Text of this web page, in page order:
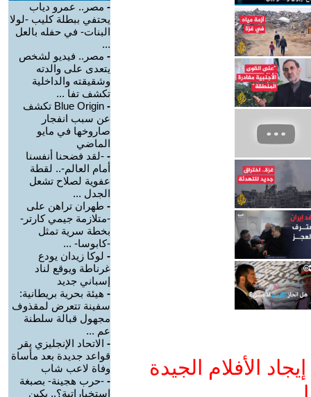
الأفلام الجيدة
- مصر.. عمرو دياب
يحتفي ببطلة كليب -لولا
البنات- في حفله بالعل
...
- مصر.. فيديو لشخص
يتعدى على والدته
وشقيقته والداخلية
تكشف تفا ...
-
Blue Origin تكشف
عن سبب انفجار
صاروخها في مايو
الماضي
- -لقد فضحنا أنفسنا
أمام العالم-.. لقطة
عفوية لصلاح تشعل
الجدل ...
- طهران تراهن على
-متلازمة جيمي كارتر-
بخطة سرية تمثل
-كابوسا- ...
- لوكا زيدان يودع
غرناطة ويوقع لناد
إسباني جديد
- هيئة بحرية بريطانية:
سفينة تتعرض لمقذوف
مجهول قبالة سلطنة
عم ...
- الاتحاد الإنجليزي يقر
قواعد جديدة بعد مأساة
وفاة لاعب شاب
- -حرب هجينة- بصبغة
استخباراتية؟.. بكين